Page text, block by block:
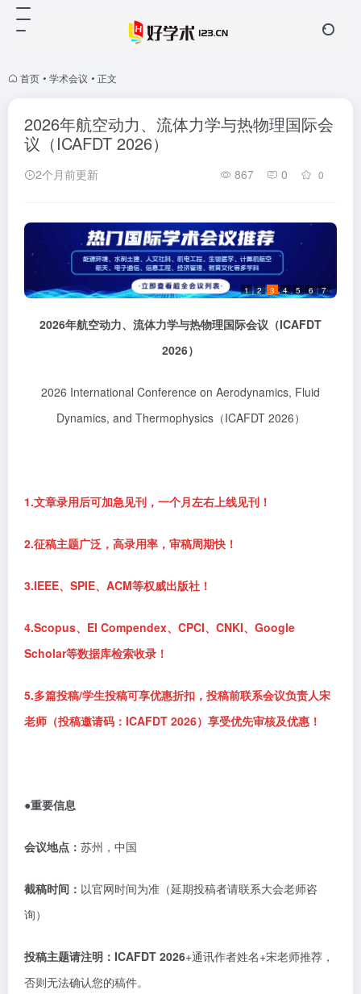
首页 • 学术会议 • 正文
2026年航空动力、流体力学与热物理国际会
议（ICAFDT 2026）
2个月前更新 867 0 0
1 2 3 4 5 6 7
2026年航空动力、流体力学与热物理国际会议 （ICAFDT
2026）
2026 International Conference on Aerodynamics, Fluid
Dynamics, and Thermophysics（ICAFDT 2026）
1.文章录用后可加急见刊，一个月左右上线见刊！
2.征稿主题广泛，高录用率，审稿周期快！
3.IEEE、SPIE、ACM等权威出版社！
4.Scopus、EI Compendex、CPCI、CNKI、Google
Scholar等数据库检索收录！
5.多篇投稿/学生投稿可享优惠折扣，投稿前联系会议负责人宋
老师（投稿邀请码：ICAFDT 2026）享受优先审核及优惠！
●重要信息
会议地点： 苏州，中国
截稿时间： 以官网时间为准（延期投稿者请联系大会老师咨
询）
投稿主题请注明： ICAFDT 2026+通讯作者姓名+宋老师推荐，
否则无法确认您的稿件。